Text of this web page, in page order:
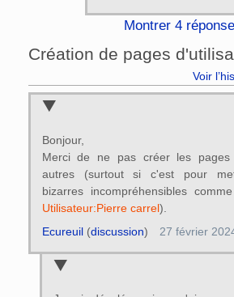
Montrer 4
Création de pages
Voir
Bonjour,
Merci de ne pas créer les pages
autres (surtout si c'est pour
bizarres incompréhensibles
Utilisateur:Pierre carrel).
Ecureuil(discussion) 27 février